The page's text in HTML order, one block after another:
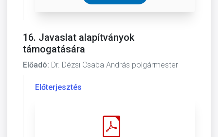
16. Javaslat alapítványok
támogatására
Előadó: Dr. Dézsi Csaba András polgármester
Előterjesztés